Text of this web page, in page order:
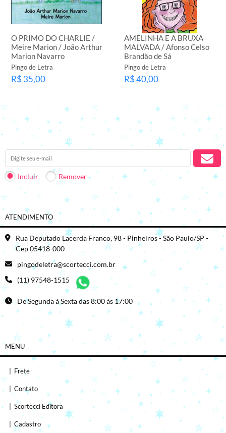
O PRIMO DO CHARLIE /
Meire Marion / João Arthur
Marion Navarro
Pingo de Letra
R$ 35,00
AMELINHA E A BRUXA
MALVADA / Afonso Celso
Brandão de Sá
Pingo de Letra
R$ 40,00
Receba nossas novidades em seu e-mail.
Incluir Remover
ATENDIMENTO
Rua Deputado Lacerda Franco, 98 - Pinheiros - São Paulo/SP -
Cep 05418-000
pingodeletra@scortecci.com.br
(11) 97548-1515
De Segunda à Sexta das 8:00 às 17:00
MENU
| Frete
| Contato
| Scortecci Editora
| Cadastro